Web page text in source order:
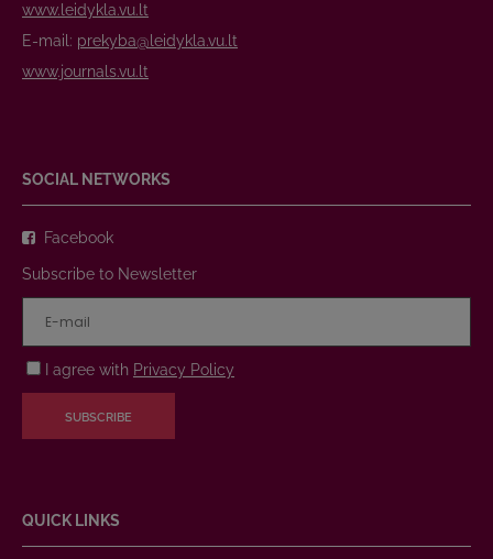
www.leidykla.vu.lt
E-mail: prekyba@leidykla.vu.lt
www.journals.vu.lt
SOCIAL NETWORKS
Facebook
Subscribe to Newsletter
I agree with Privacy Policy
SUBSCRIBE
QUICK LINKS